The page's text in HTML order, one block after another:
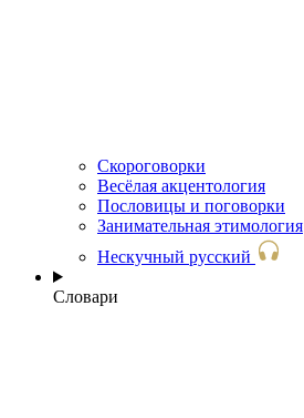
Скороговорки
Весёлая акцентология
Пословицы и поговорки
Занимательная этимология
Нескучный русский
Словари